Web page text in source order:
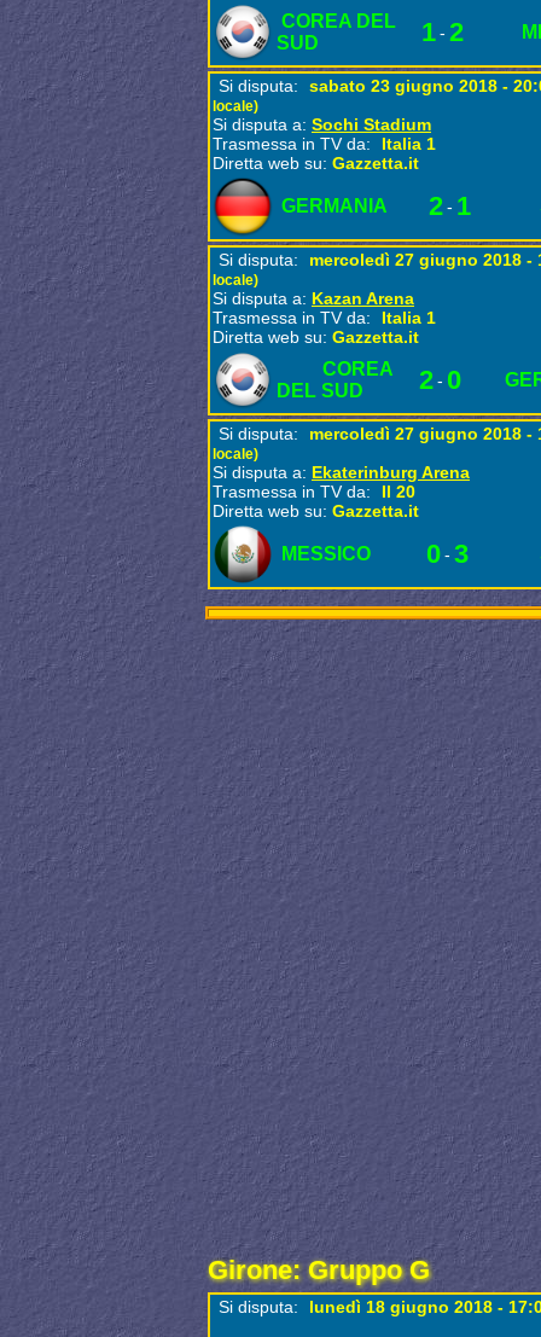
COREA DEL
SUD
1- 2
Si disputa: sabato 23 giugno 2018 -
locale)
Si disputa a: Sochi Stadium
Trasmessa in TV da:
Italia 1
Diretta web su: Gazzetta.it
GERMANIA 2- 1
Si disputa: mercoledì 27 giugno 2018 -
locale)
Si disputa a: Kazan Arena
Trasmessa in TV da:
Italia 1
Diretta web su: Gazzetta.it
COREA
DEL SUD
2- 0
Si disputa: mercoledì 27 giugno 2018 -
locale)
Si disputa a: Ekaterinburg Arena
Trasmessa in TV da:
Il 20
Diretta web su: Gazzetta.it
MESSICO 0- 3
Girone: Gruppo G
Si disputa:
lunedì 18 giugno 2018 -